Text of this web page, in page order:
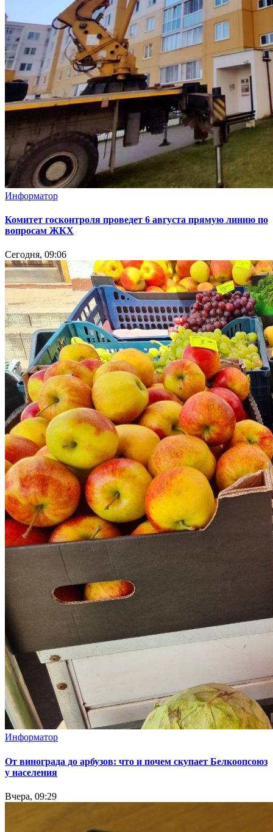
Информатор
Комитет госконтроля проведет 6 августа прямую линию по
вопросам ЖКХ
Сегодня, 09:06
Информатор
От винограда до арбузов: что и почем скупает Белкоопсоюз
у населения
Вчера, 09:29